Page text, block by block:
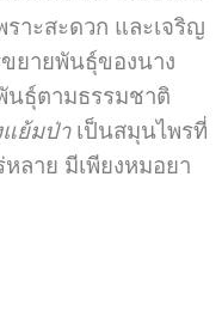
าะสะดวก และเจริญ
ยายพันธุ์ของนาง
นธุ์ตามธรรมชาติ
แย้มป่า เป็นสมุนไพรที่
ลาย มีเพียงหมอยา